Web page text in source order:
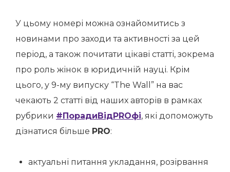
У цьому номері можна ознайомитись з
новинами про заходи та активності за цей
період, а також почитати цікаві статті, зокрема
про роль жінок в юридичній науці. Крім
цього, у 9-му випуску “The Wall” на вас
чекають 2 статті від наших авторів в рамках
рубрики #ПорадиВідPROфі, які допоможуть
дізнатися більше PRO:
актуальні питання укладання, розірвання